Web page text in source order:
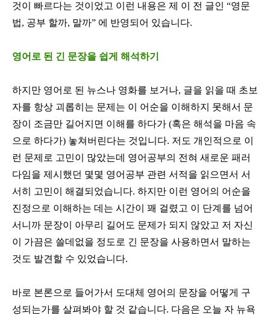
것이 빠르다는 것이었고 이런 내용은 제 이 전 글인 “영문
법, 공부 할까, 말까” 에 반영되어 있습니다.
영어로 된 긴 문장을 쉽게 해석하기
하지만 영어로 된 뉴스나 영화를 보거나, 글을 읽을 때 초보
자를 항상 괴롭히는 문제는 이 어순을 이해하지 못해서 문
장이 조금만 길어지면 이해를 하다가 (혹은 해석을 마음 속
으로 하다가) 놓쳐버린다는 것입니다. 저도 개인적으로 이
런 문제로 고민이 많았는데 영어공부의 전혀 새로운 패러
다임을 제시했던 몇몇 영어공부 관련 서적을 읽으면서 서
서히 고민이 해결되었습니다. 하지만 이런 영어의 어순을
진정으로 이해하는 데는 시간이 꽤 걸렸고 이 단계를 넘어
서니까 문장이 아무리 길어도 문제가 되지 않았고 저 자신
이 가끔은 쓸데없을 정도로 긴 문장을 사용하면서 말하는
것도 발견할 수 있었습니다.
바로 본론으로 들어가서 도대체 영어의 문장을 어떻게 구
성되는가를 살펴봐야 할 것 같습니다. 다음은 오늘 자 뉴욕